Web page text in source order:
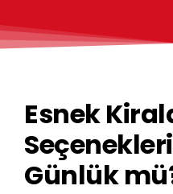
Esnek
Günlük